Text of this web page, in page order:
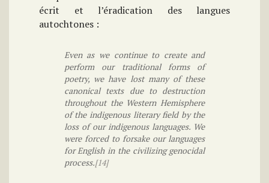
écrit et l’éradication des langues
autochtones :
Even as we continue to create and
perform our traditional forms of
poetry, we have lost many of these
canonical texts due to destruction
throughout the Western Hemisphere
of the indigenous literary field by the
loss of our indigenous languages. We
were forced to forsake our languages
for English in the civilizing genocidal
process.[14]